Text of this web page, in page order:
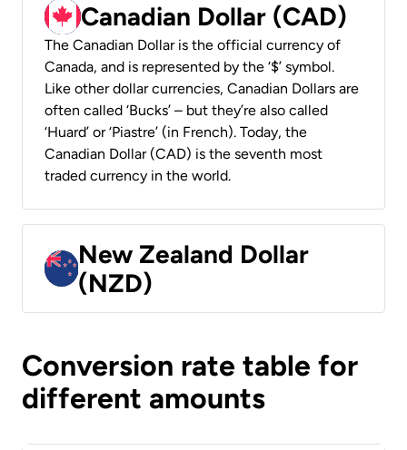
Canadian Dollar (CAD)
The Canadian Dollar is the official currency of
Canada, and is represented by the ‘$’ symbol.
Like other dollar currencies, Canadian Dollars are
often called ‘Bucks’ – but they’re also called
‘Huard’ or ‘Piastre’ (in French). Today, the
Canadian Dollar (CAD) is the seventh most
traded currency in the world.
New Zealand Dollar
(NZD)
Conversion rate table for
different amounts